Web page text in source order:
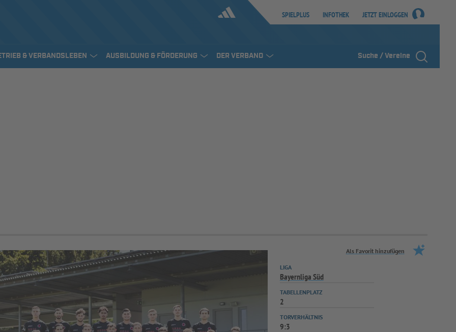
SPIELPLUS INFOTHEK JETZT EINLOGGEN
& VERBANDSLEBEN AUSBILDUNG & FÖRDERUNG DER VERBAND Suche / Vereine
Als Favorit hinzufügen
LIGA
Bayernliga Süd
TABELLENPLATZ
2
TORVERHÄLTNIS
9:3